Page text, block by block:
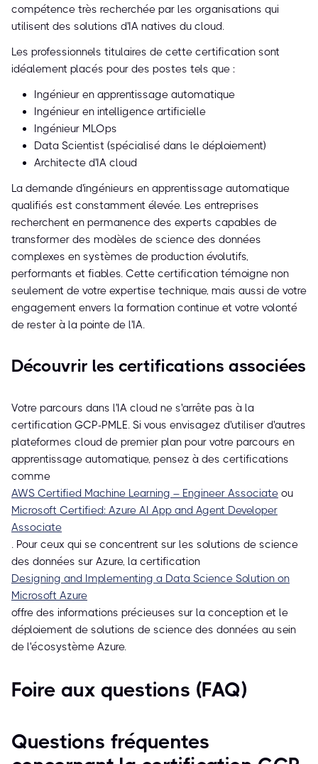
compétence très recherchée par les organisations qui
utilisent des solutions d'IA natives du cloud.
Les professionnels titulaires de cette certification sont
idéalement placés pour des postes tels que :
Ingénieur en apprentissage automatique
Ingénieur en intelligence artificielle
Ingénieur MLOps
Data Scientist (spécialisé dans le déploiement)
Architecte d'IA cloud
La demande d'ingénieurs en apprentissage automatique
qualifiés est constamment élevée. Les entreprises
recherchent en permanence des experts capables de
transformer des modèles de science des données
complexes en systèmes de production évolutifs,
performants et fiables. Cette certification témoigne non
seulement de votre expertise technique, mais aussi de votre
engagement envers la formation continue et votre volonté
de rester à la pointe de l'IA.
Découvrir les certifications associées
Votre parcours dans l'IA cloud ne s'arrête pas à la
certification GCP-PMLE. Si vous envisagez d'utiliser d'autres
plateformes cloud de premier plan pour votre parcours en
apprentissage automatique, pensez à des certifications
comme
AWS Certified Machine Learning – Engineer Associate ou
Microsoft Certified: Azure AI App and Agent Developer
Associate
. Pour ceux qui se concentrent sur les solutions de science
des données sur Azure, la certification
Designing and Implementing a Data Science Solution on
Microsoft Azure
offre des informations précieuses sur la conception et le
déploiement de solutions de science des données au sein
de l'écosystème Azure.
Foire aux questions (FAQ)
Questions fréquentes